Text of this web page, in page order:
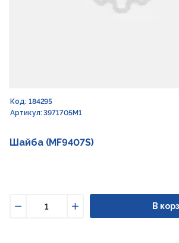
Код: 184295
Артикул: 3971705M1
Шайба (MF9407S)
Увеличить
В